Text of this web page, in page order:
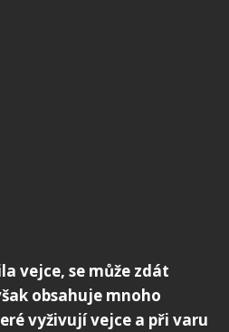
vejce, se může zdát
obsahuje mnoho
vyživují vejce a při varu